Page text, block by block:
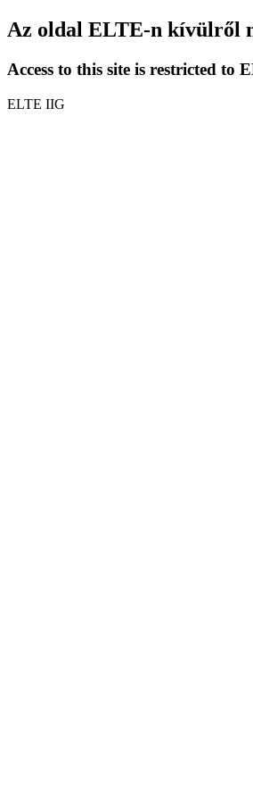
Az oldal ELTE-n kívülről
Access to this site is restricted to
ELTE IIG